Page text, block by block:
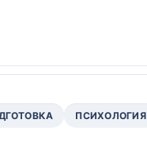
ПСИХОЛОГИЯ